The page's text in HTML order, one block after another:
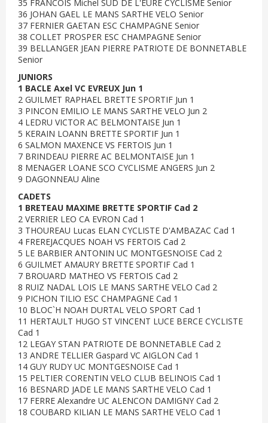
35 FRANCOIS Michel SUD DE L'EURE CYCLISME Senior
36 JOHAN GAEL LE MANS SARTHE VELO Senior
37 FERNIER GAETAN ESC CHAMPAGNE Senior
38 COLLET PROSPER ESC CHAMPAGNE Senior
39 BELLANGER JEAN PIERRE PATRIOTE DE BONNETABLE
Senior
JUNIORS
1 BACLE Axel VC EVREUX Jun 1
2 GUILMET RAPHAEL BRETTE SPORTIF Jun 1
3 PINCON EMILIO LE MANS SARTHE VELO Jun 2
4 LEDRU VICTOR AC BELMONTAISE Jun 1
5 KERAIN LOANN BRETTE SPORTIF Jun 1
6 SALMON MAXENCE VS FERTOIS Jun 1
7 BRINDEAU PIERRE AC BELMONTAISE Jun 1
8 MENAGER LOANE SCO CYCLISME ANGERS Jun 2
9 DAGONNEAU Aline
CADETS
1 BRETEAU MAXIME BRETTE SPORTIF Cad 2
2 VERRIER LEO CA EVRON Cad 1
3 THOUREAU Lucas ELAN CYCLISTE D'AMBAZAC Cad 1
4 FREREJACQUES NOAH VS FERTOIS Cad 2
5 LE BARBIER ANTONIN UC MONTGESNOISE Cad 2
6 GUILMET AMAURY BRETTE SPORTIF Cad 1
7 BROUARD MATHEO VS FERTOIS Cad 2
8 RUIZ NADAL LOIS LE MANS SARTHE VELO Cad 2
9 PICHON TILIO ESC CHAMPAGNE Cad 1
10 BLOC`H NOAH DURTAL VELO SPORT Cad 1
11 HERTAULT HUGO ST VINCENT LUCE BERCE CYCLISTE
Cad 1
12 LEGAY STAN PATRIOTE DE BONNETABLE Cad 2
13 ANDRE TELLIER Gaspard VC AIGLON Cad 1
14 GUY RUDY UC MONTGESNOISE Cad 1
15 PELTIER CORENTIN VELO CLUB BELINOIS Cad 1
16 BESNARD JADE LE MANS SARTHE VELO Cad 1
17 FERRE Alexandre UC ALENCON DAMIGNY Cad 2
18 COUBARD KILIAN LE MANS SARTHE VELO Cad 1